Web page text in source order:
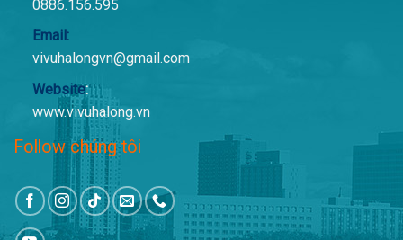
0886.156.595
Email:
vivuhalongvn@gmail.com
Website:
www.vivuhalong.vn
Follow chúng tôi